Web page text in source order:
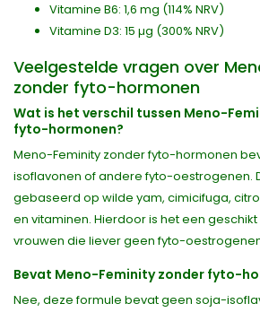
Vitamine B6: 1,6 mg (114% NRV)
Vitamine D3: 15 µg (300% NRV)
Veelgestelde vragen over
zonder fyto-hormonen
Wat is het verschil tussen Meno-
fyto-hormonen?
Meno-Feminity zonder fyto-hormonen
isoflavonen of andere fyto-oestrogenen.
gebaseerd op wilde yam, cimicifuga,
en vitaminen. Hierdoor is het een
vrouwen die liever geen fyto-
Bevat Meno-Feminity zonder fyto-
Nee, deze formule bevat geen soja-